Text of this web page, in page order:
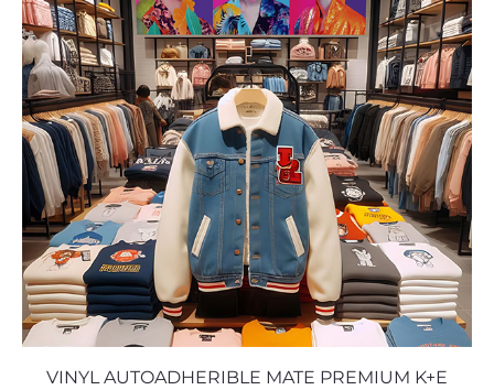
VINYL AUTOADHERIBLE MATE PREMIUM K+E